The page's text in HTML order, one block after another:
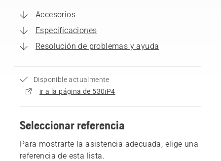
Accesorios
Especificaciones
Resolución de problemas y ayuda
Disponible actualmente
ir a la página de 530iP4
Seleccionar referencia
Para mostrarte la asistencia adecuada, elige una
referencia de esta lista.